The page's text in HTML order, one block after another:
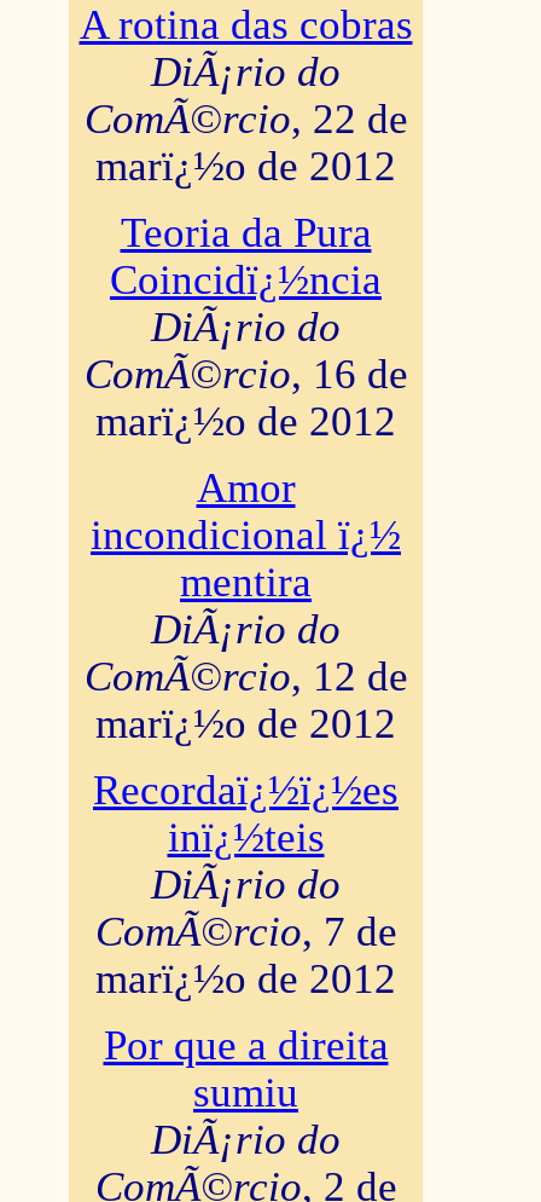
A rotina das cobras
DiÃ¡rio do
ComÃ©rcio, 22 de
marï¿½o de 2012
Teoria da Pura
Coincidï¿½ncia
DiÃ¡rio do
ComÃ©rcio, 16 de
marï¿½o de 2012
Amor
incondicional ï¿½
mentira
DiÃ¡rio do
ComÃ©rcio, 12 de
marï¿½o de 2012
Recordaï¿½ï¿½es
inï¿½teis
DiÃ¡rio do
ComÃ©rcio, 7 de
marï¿½o de 2012
Por que a direita
sumiu
DiÃ¡rio do
ComÃ©rcio, 2 de